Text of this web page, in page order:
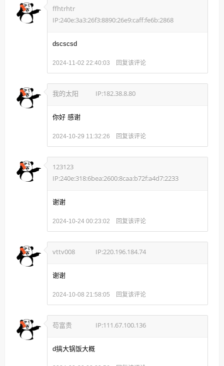
ffhtrhtr
IP:240e:3a3:26f3:8890:26e9:caff:fe6b:2868
dscscsd
2024-11-02 22:40:03 回复该评论
我的太阳 IP:182.38.8.80
你好 感谢
2024-10-29 11:32:26 回复该评论
123123
IP:240e:318:6bea:2600:8caa:b72f:a4d7:2233
谢谢
2024-10-24 00:23:02 回复该评论
vttv008 IP:220.196.184.74
谢谢
2024-10-08 21:58:05 回复该评论
苟富贵 IP:111.67.100.136
d搞大锅饭大概